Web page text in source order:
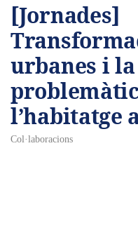
[Jornades]
urbanes i la
l’habitatge
Col·laboracions